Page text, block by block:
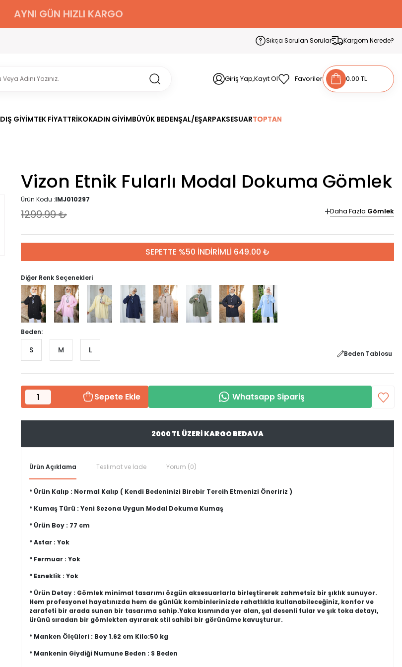
AYNI GÜN HIZLI KARGO
Sıkça Sorulan Sorular Kargom Nerede?
Giriş Yap,Kayıt Ol Favoriler 0.00 TL
DIŞ GİYİMTEK FİYATTRİKOKADIN GİYİMBÜYÜK BEDENŞAL/EŞARPAKSESUARTOPTAN
Vizon Etnik Fularlı Modal Dokuma Gömlek
Ürün Kodu :IMJ010297
1299.99₺ Daha Fazla Gömlek
SEPETTE %50 İNDİRİMLİ 649.00 ₺
Diğer Renk Seçenekleri
Beden:
S M L Beden Tablosu
Sepete Ekle Whatsapp Sipariş
2000 TL ÜZERİ KARGO BEDAVA
Ürün Açıklama Teslimat ve İade Yorum (0)
* Ürün Kalıp : Normal Kalıp ( Kendi Bedeninizi Birebir Tercih Etmenizi Öneririz )
* Kumaş Türü : Yeni Sezona Uygun Modal Dokuma Kumaş
* Ürün Boy : 77 cm
* Astar : Yok
* Fermuar : Yok
* Esneklik : Yok
* Ürün Detay : Gömlek minimal tasarımı özgün aksesuarlarla birleştirerek zahmetsiz bir şıklık sunuyor.
Hem profesyonel hayatınızda hem de günlük kombinlerinizde rahatlıkla kullanabileceğiniz, konfor ve
zarafeti bir arada sunan bir tasarıma sahip.Yaka kısmında yer alan, şal desenli fular ve şık toka detayı,
ürünü sıradan bir gömlekten ayırarak stil sahibi bir görünüme kavuşturur.
* Manken Ölçüleri : Boy 1.62 cm Kilo:50 kg
* Mankenin Giydiği Numune Beden : S Beden